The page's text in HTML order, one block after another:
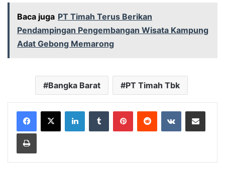
Baca juga PT Timah Terus Berikan
Pendampingan Pengembangan Wisata Kampung
Adat Gebong Memarong
Bangka Barat PT Timah Tbk
LinkedInTumblr PinterestReddit VKontakteShare via Email
Print